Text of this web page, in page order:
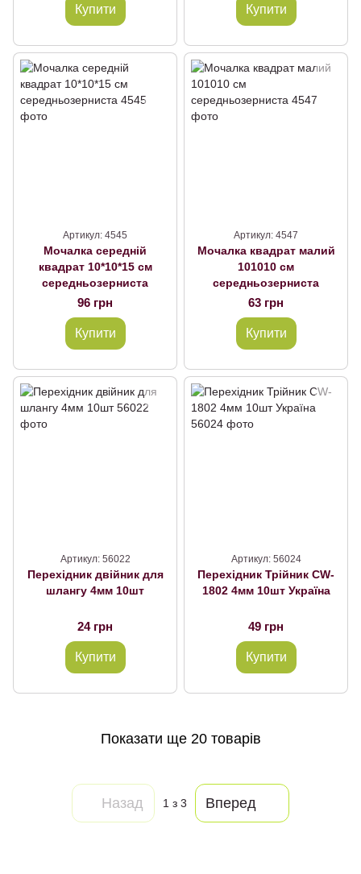
Купити Купити
Артикул: 4545
Мочалка середній
квадрат 10*10*15 см
середньозерниста
96 грн
Купити
Артикул: 4547
Мочалка квадрат малий
101010 см
середньозерниста
63 грн
Купити
Артикул: 56022
Перехідник двійник для
шлангу 4мм 10шт
24 грн
Купити
Артикул: 56024
Перехідник Трійник CW-
1802 4мм 10шт Україна
49 грн
Купити
Показати ще 20 товарів
Назад 1 з 3 Вперед